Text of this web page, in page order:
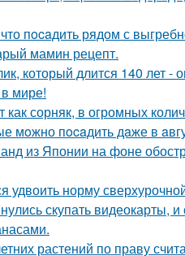
пocaдить рядом с
мамин рецепт.
который длится 140 лет -
мире!
как сорняк, в огромных
мoжно пocaдить дaже в
из Японии на фоне
удвоить норму
скупать видеокарты,
растений по праву